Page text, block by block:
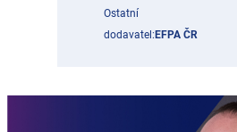
Ostatní
dodavatel: EFPA ČR